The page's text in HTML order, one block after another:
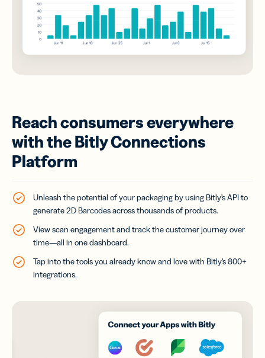
Reach consumers everywhere
with the Bitly Connections
Platform
Unleash the potential of your packaging by using Bitly’s API to
generate 2D Barcodes across thousands of products.
View scan engagement and track the customer journey over
time—all in one dashboard.
Tap into the tools you already know and love with Bitly’s 800+
integrations.